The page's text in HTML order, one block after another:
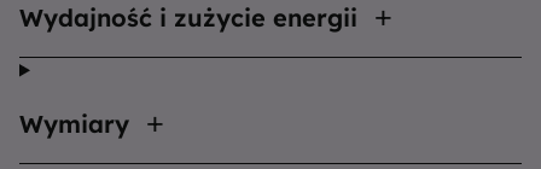
Wydajność i zużycie energii
Wymiary